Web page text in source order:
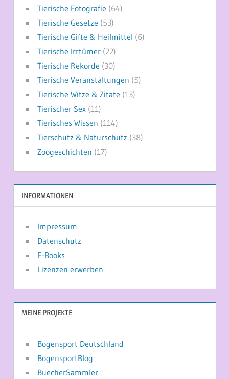
Tierische Fotografie (64)
Tierische Gesetze (53)
Tierische Gifte & Heilmittel (6)
Tierische Irrtümer(22)
Tierische Rekorde (30)
Tierische Veranstaltungen (5)
Tierische Witze & Zitate (13)
Tierischer Sex(11)
Tierisches Wissen (114)
Tierschutz & Naturschutz (38)
Zoogeschichten (17)
INFORMATIONEN
Impressum
Datenschutz
E-Books
Lizenzen erwerben
MEINE PROJEKTE
Bogensport Deutschland
BogensportBlog
BuecherSammler